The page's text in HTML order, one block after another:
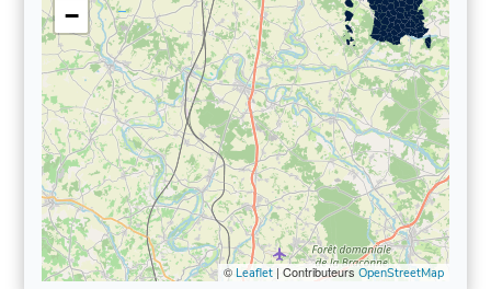
−
© Leaflet| Contributeurs OpenStreetMap